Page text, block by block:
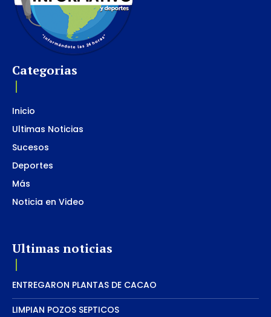
Categorias
Inicio
Ultimas Noticias
Sucesos
Deportes
Más
Noticia en Video
Ultimas noticias
ENTREGARON PLANTAS DE CACAO
LIMPIAN POZOS SEPTICOS